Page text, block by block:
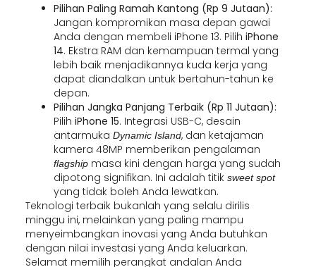
Pilihan Paling Ramah Kantong (Rp 9 Jutaan):
Jangan kompromikan masa depan gawai
Anda dengan membeli iPhone 13. Pilih iPhone
14. Ekstra RAM dan kemampuan termal yang
lebih baik menjadikannya kuda kerja yang
dapat diandalkan untuk bertahun-tahun ke
depan.
Pilihan Jangka Panjang Terbaik (Rp 11 Jutaan):
Pilih iPhone 15. Integrasi USB-C, desain
antarmuka Dynamic Island, dan ketajaman
kamera 48MP memberikan pengalaman
flagshipmasa kini dengan harga yang sudah
dipotong signifikan. Ini adalah titik sweet spot
yang tidak boleh Anda lewatkan.
Teknologi terbaik bukanlah yang selalu dirilis
minggu ini, melainkan yang paling mampu
menyeimbangkan inovasi yang Anda butuhkan
dengan nilai investasi yang Anda keluarkan.
Selamat memilih perangkat andalan Anda